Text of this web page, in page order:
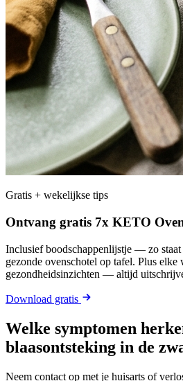
Gratis + wekelijkse tips
Ontvang gratis 7x KETO
Inclusief boodschappenlijstje — zo staat
gezonde ovenschotel op tafel. Plus elke
gezondheidsinzichten — altijd
Download gratis
Welke symptomen
blaasontsteking in de
Neem contact op met je huisarts of